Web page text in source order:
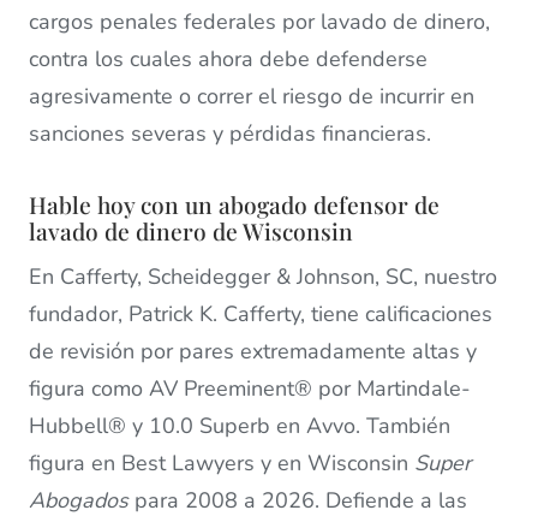
cargos penales federales por lavado de dinero,
contra los cuales ahora debe defenderse
agresivamente o correr el riesgo de incurrir en
sanciones severas y pérdidas financieras.
Hable hoy con un abogado defensor de
lavado de dinero de Wisconsin
En Cafferty, Scheidegger & Johnson, SC, nuestro
fundador, Patrick K. Cafferty, tiene calificaciones
de revisión por pares extremadamente altas y
figura como AV Preeminent® por Martindale-
Hubbell® y 10.0 Superb en Avvo. También
figura en Best Lawyers y en Wisconsin Super
Abogadospara 2008 a 2026. Defiende a las